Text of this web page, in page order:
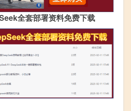
全套部署资料免费下载